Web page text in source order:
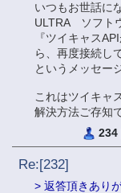
いつもお世話に
ULTRA ソフト
『ツイキャス
ら、再度接続し
というメッセー
これはツイキャ
解決方法ご存知
234
Re:[232]
> 返答頂きあり